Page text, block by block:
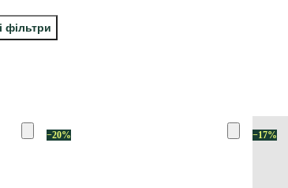
фільтри
−20% −17%